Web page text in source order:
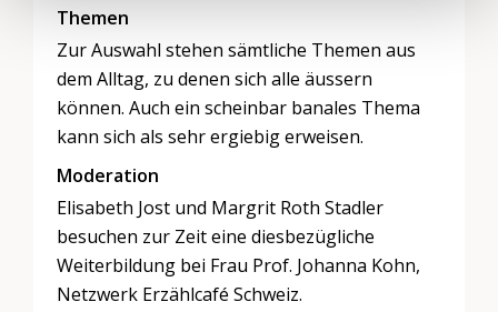
Themen
Zur Auswahl stehen sämtliche Themen aus
dem Alltag, zu denen sich alle äussern
können. Auch ein scheinbar banales Thema
kann sich als sehr ergiebig erweisen.
Moderation
Elisabeth Jost und Margrit Roth Stadler
besuchen zur Zeit eine diesbezügliche
Weiterbildung bei Frau Prof. Johanna Kohn,
Netzwerk Erzählcafé Schweiz.